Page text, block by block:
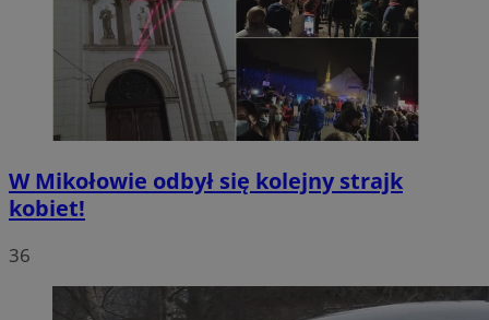
W Mikołowie odbył się kolejny strajk
kobiet!
36